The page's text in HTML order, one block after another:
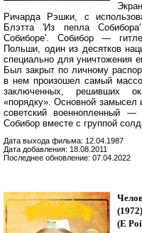
Ричарда Рэшки, с
Блэтта 'Из пепла
Собиборе'. Собибор —
Польши, один из десятков
специально для уничтожения
Был закрыт по личному
в нем произошел самый
заключенных, решивших
«порядку». Основной замысел
советский военнопленный
Собибор вместе с группой
Дата выхода фильма: 12.04.1987
Дата добавления: 18.08.2011
Последнее обновление: 07.04.2022
(1972)
(E